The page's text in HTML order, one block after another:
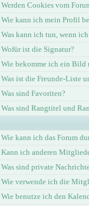
Werden Cookies vom
Wie kann ich mein Profil
Was kann ich tun, wenn
Wofür ist die Signatur?
Wie bekomme ich ein Bild
Was ist die Freunde-Liste
Was sind Favoriten?
Was sind Rangtitel und
Wie kann ich das Forum
Kann ich anderen
Was sind private
Wie verwende ich die
Wie benutze ich den